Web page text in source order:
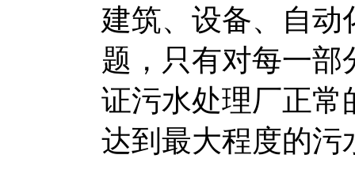
建筑、设备、自动
题，只有对每一
证污水处理厂正常
达到最大程度的污